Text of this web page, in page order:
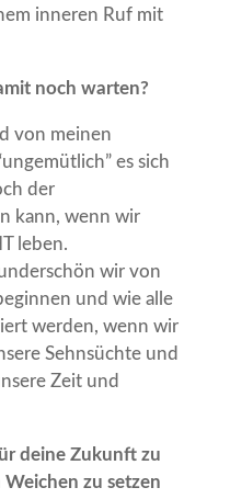
inneren Ruf mit
noch warten?
von meinen
es sich
der
kann, wenn wir
leben.
wir von
und wie alle
werden, wenn wir
Sehnsüchte und
Zeit und
deine Zukunft zu
zu setzen